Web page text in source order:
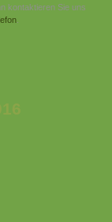
kontaktieren Sie uns